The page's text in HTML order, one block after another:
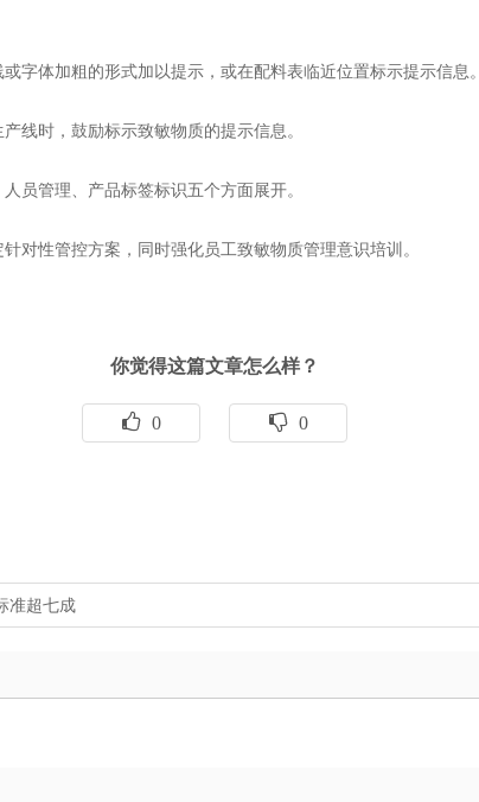
体加粗的形式加以提示，或在配料表临近位置标示提示信息。
时，鼓励标示致敏物质的提示信息。
管理、产品标签标识五个方面展开。
性管控方案，同时强化员工致敏物质管理意识培训。
你觉得这篇文章怎么样？
0 0
准超七成